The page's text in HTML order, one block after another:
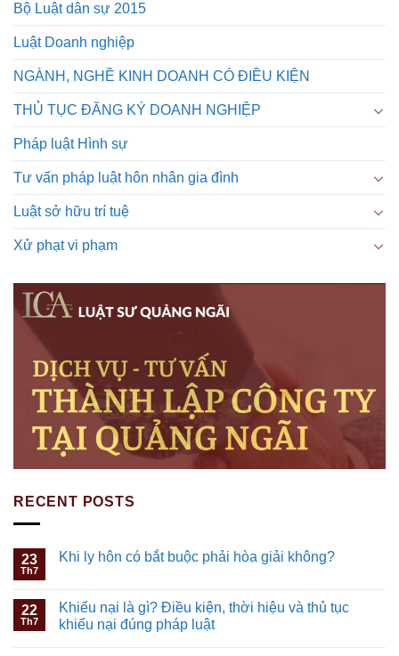
Bộ Luật dân sự 2015
Luật Doanh nghiệp
NGÀNH, NGHỀ KINH DOANH CÓ ĐIỀU KIỆN
THỦ TỤC ĐĂNG KÝ DOANH NGHIỆP
Pháp luật Hình sự
Tư vấn pháp luật hôn nhân gia đình
Luật sở hữu trí tuệ
Xử phạt vi phạm
RECENT POSTS
23
Th7
Khi ly hôn có bắt buộc phải hòa giải không?
22
Th7
Khiếu nại là gì? Điều kiện, thời hiệu và thủ tục
khiếu nại đúng pháp luật